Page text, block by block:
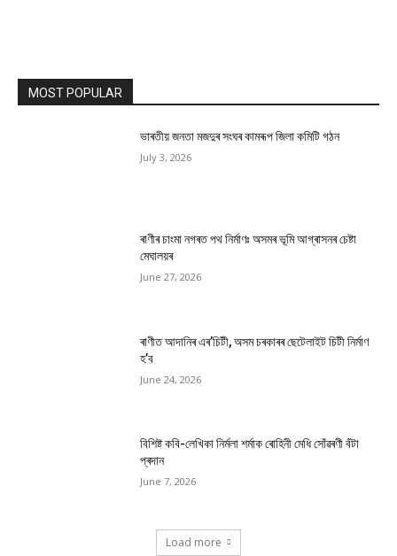
MOST POPULAR
ভাৰতীয় জনতা মজদুৰ সংঘৰ কামৰূপ জিলা কমিটি গঠন
July 3, 2026
ৰাণীৰ চাংমা নগৰত পথ নিৰ্মাণঃ অসমৰ ভূমি আগ্ৰাসনৰ চেষ্টা
মেঘালয়ৰ
June 27, 2026
ৰাণীত আদানিৰ এৰ’চিটী, অসম চৰকাৰৰ ছেটেলাইট চিটী নিৰ্মাণ
হ’ব
June 24, 2026
বিশিষ্ট কবি-লেখিকা নিৰ্মলা শৰ্মাক ৰোহিনী মেধি সোঁৱৰণী বঁটা
প্ৰদান
June 7, 2026
Load more